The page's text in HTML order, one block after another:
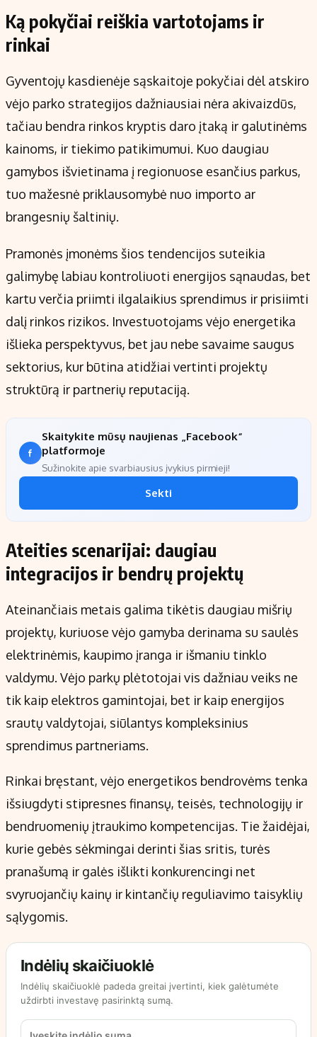
Ką pokyčiai reiškia vartotojams ir
rinkai
Gyventojų kasdienėje sąskaitoje pokyčiai dėl atskiro
vėjo parko strategijos dažniausiai nėra akivaizdūs,
tačiau bendra rinkos kryptis daro įtaką ir galutinėms
kainoms, ir tiekimo patikimumui. Kuo daugiau
gamybos išvietinama į regionuose esančius parkus,
tuo mažesnė priklausomybė nuo importo ar
brangesnių šaltinių.
Pramonės įmonėms šios tendencijos suteikia
galimybę labiau kontroliuoti energijos sąnaudas, bet
kartu verčia priimti ilgalaikius sprendimus ir prisiimti
dalį rinkos rizikos. Investuotojams vėjo energetika
išlieka perspektyvus, bet jau nebe savaime saugus
sektorius, kur būtina atidžiai vertinti projektų
struktūrą ir partnerių reputaciją.
Skaitykite mūsų naujienas „Facebook“
platformoje
Sužinokite apie svarbiausius įvykius pirmieji!
Sekti
Ateities scenarijai: daugiau
integracijos ir bendrų projektų
Ateinančiais metais galima tikėtis daugiau mišrių
projektų, kuriuose vėjo gamyba derinama su saulės
elektrinėmis, kaupimo įranga ir išmaniu tinklo
valdymu. Vėjo parkų plėtotojai vis dažniau veiks ne
tik kaip elektros gamintojai, bet ir kaip energijos
srautų valdytojai, siūlantys kompleksinius
sprendimus partneriams.
Rinkai bręstant, vėjo energetikos bendrovėms tenka
išsiugdyti stipresnes finansų, teisės, technologijų ir
bendruomenių įtraukimo kompetencijas. Tie žaidėjai,
kurie gebės sėkmingai derinti šias sritis, turės
pranašumą ir galės išlikti konkurencingi net
svyruojančių kainų ir kintančių reguliavimo taisyklių
sąlygomis.